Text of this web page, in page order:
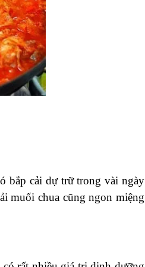
bắp cải dự trữ trong vài ngày
muối chua cũng ngon miệng